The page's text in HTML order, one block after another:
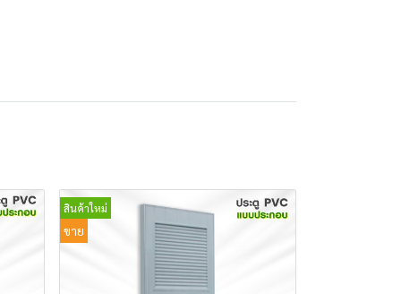
สินค้าใหม่
ขาย